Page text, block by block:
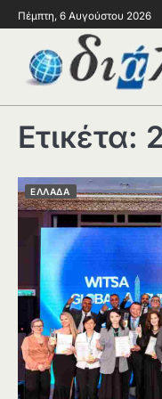
Πέμπτη, 6 Αυγούστου 2026
Ετικέτα:
ΕΛΛΑΔΑ